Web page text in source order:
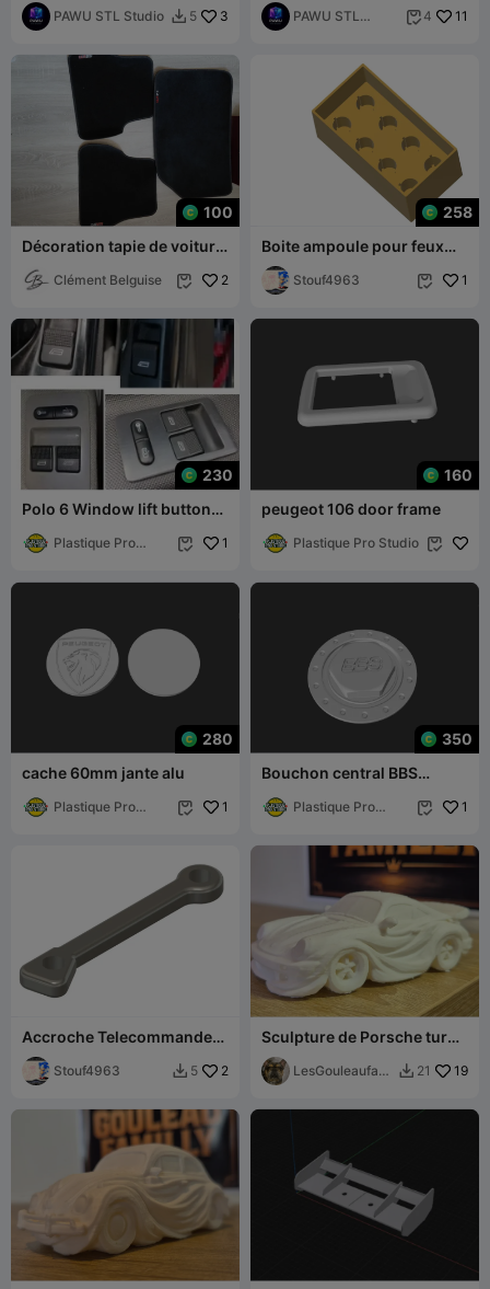
PAWU STL Studio  5 3
PAWU STL
 4 11
100
Décoration tapie de voiture
Clément Belguise  2
258
Boite ampoule pour feux
arrière véhicule
Stouf4963  1
230
Polo 6 Window lift buttons
lève Plastique Pro
 1
160
peugeot 106 door frame
Plastique Pro Studio 
280
cache 60mm jante alu
Plastique Pro
 1
350
Bouchon central BBS
Plastique Pro
 1
Accroche Telecommande
Alarme
Stouf4963  5 2
Sculpture de Porsche turbo
1980 fluide ondulées
minimaliste
LesGouleaufami
 21 19